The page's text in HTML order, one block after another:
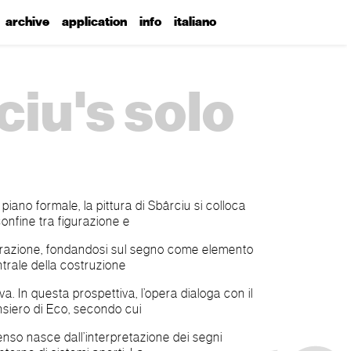
archive application info italiano
solo
piano formale, la pittura di Sbârciu si colloca
tra figurazione e
fondandosi sul segno come elemento
della costruzione
In questa prospettiva, l’opera dialoga con il
di Eco, secondo cui
nasce dall’interpretazione dei segni